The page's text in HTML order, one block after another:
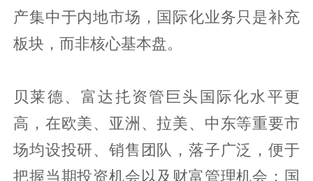
产集中于内地市场，国际化业务只是补充
板块，而非核心基本盘。
贝莱德、富达扥资管巨头国际化水平更
高，在欧美、亚洲、拉美、中东等重要市
场均设投研、销售团队，落子广泛，便于
把握当期投资机会以及财富管理机会；国